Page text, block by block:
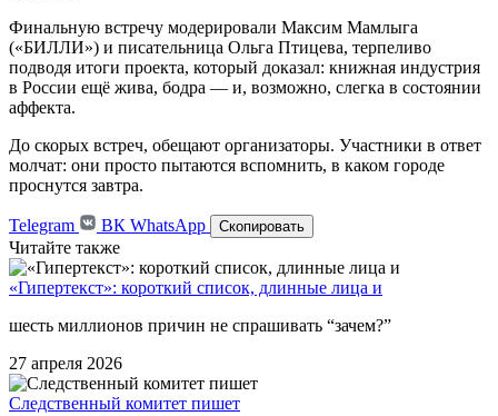
Финальную встречу модерировали Максим Мамлыга
(«БИЛЛИ») и писательница Ольга Птицева, терпеливо
подводя итоги проекта, который доказал: книжная индустрия
в России ещё жива, бодра — и, возможно, слегка в состоянии
аффекта.
До скорых встреч, обещают организаторы. Участники в ответ
молчат: они просто пытаются вспомнить, в каком городе
проснутся завтра.
Telegram ВК WhatsApp Скопировать
Читайте также
«Гипертекст»: короткий список, длинные лица и
шесть миллионов причин не спрашивать “зачем?”
27 апреля 2026
Следственный комитет пишет